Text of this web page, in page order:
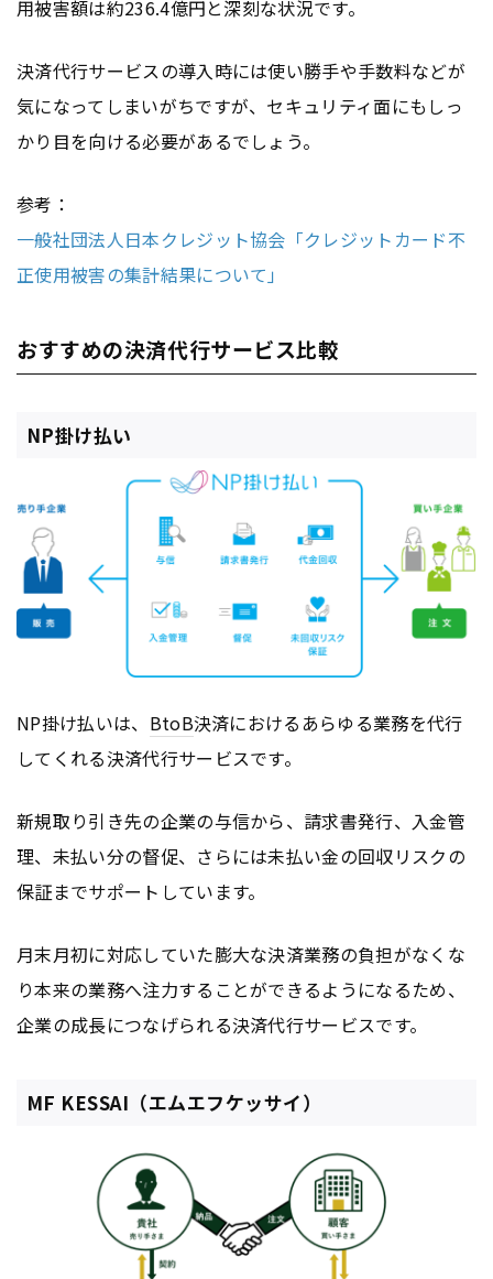
用被害額は約236.4億円と深刻な状況です。
決済代行サービスの導入時には使い勝手や手数料などが
気になってしまいがちですが、セキュリティ面にもしっ
かり目を向ける必要があるでしょう。
参考：
一般社団法人日本クレジット協会「クレジットカード不
正使用被害の集計結果について」
おすすめの決済代行サービス比較
NP掛け払い
NP掛け払いは、 BtoB決済におけるあらゆる業務を代行
してくれる決済代行サービスです。
新規取り引き先の企業の与信から、請求書発行、入金管
理、未払い分の督促、さらには未払い金の回収リスクの
保証までサポートしています。
月末月初に対応していた膨大な決済業務の負担がなくな
り本来の業務へ注力することができるようになるため、
企業の成長につなげられる決済代行サービスです。
MF KESSAI（エムエフケッサイ）